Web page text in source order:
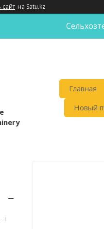
сайт на Satu.kz
Главная
Новый